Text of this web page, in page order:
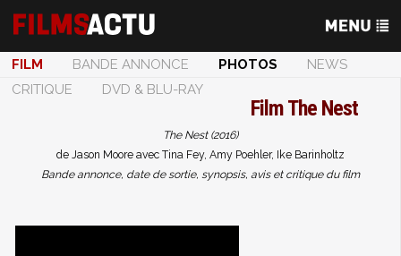
FILM BANDE ANNONCE PHOTOS
NEWS
CRITIQUE
DVD & BLU-RAY
FilmThe Nest
The Nest (2016)
de Jason Moore avec Tina Fey, Amy Poehler, Ike Barinholtz
Bande annonce, date de sortie, synopsis, avis et critique du film